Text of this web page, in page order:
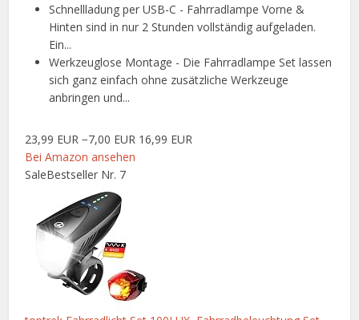
Schnellladung per USB-C - Fahrradlampe Vorne &
Hinten sind in nur 2 Stunden vollständig aufgeladen.
Ein...
Werkzeuglose Montage - Die Fahrradlampe Set lassen
sich ganz einfach ohne zusätzliche Werkzeuge
anbringen und...
23,99 EUR −7,00 EUR 16,99 EUR
Bei Amazon ansehen
SaleBestseller Nr. 7